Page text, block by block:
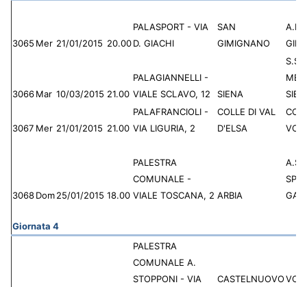
3065 Mer 21/01/2015 20.00
PALASPORT - VIA
D. GIACHI
SAN
GIMIGNANO
3066Mar 10/03/2015 21.00
PALAGIANNELLI -
VIALE SCLAVO, 12
SIENA
3067 Mer 21/01/2015 21.00
PALAFRANCIOLI -
VIA LIGURIA, 2
COLLE DI VAL
D'ELSA
3068Dom25/01/2015 18.00
PALESTRA
COMUNALE -
VIALE TOSCANA, 2 ARBIA
GAU
Giornata 4
PALESTRA
COMUNALE A.
STOPPONI - VIA
CASTELNUOVO